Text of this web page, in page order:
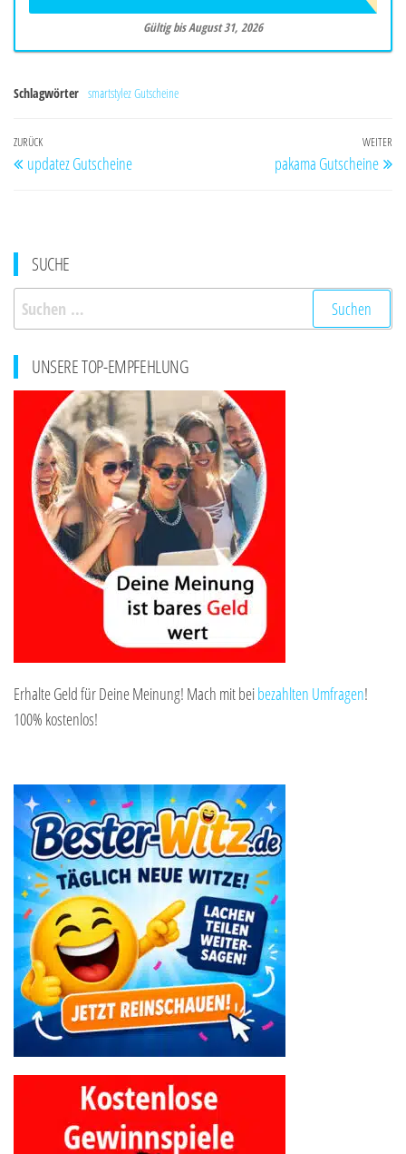
Gültig bis August 31, 2026
Schlagwörter smartstylez Gutscheine
Beitragsnavigation
Vorheriger
Beitrag
ZURÜCK
updatez Gutscheine
WEITER
pakama Gutscheine
SUCHE
Suchen
nach:
UNSERE TOP-EMPFEHLUNG
Erhalte Geld für Deine Meinung! Mach mit beibezahlten Umfragen!
100% kostenlos!